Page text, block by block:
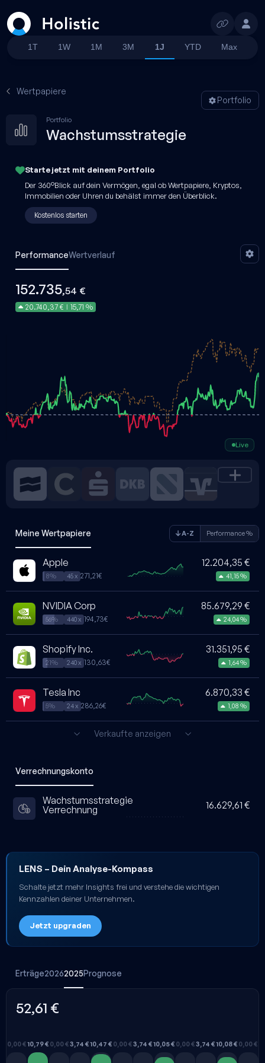
Suchen
1T 1W 1M 3M 1J YTD Max
Wertpapiere
Portfolio
Portfolio
Wachstumsstrategie
Starte jetzt mit deinem Portfolio
Der 360°Blick auf dein Vermögen, egal ob Wertpapiere, Kryptos,
Immobilien oder Uhren du behälst immer den Überblick.
Kostenlos starten
PerformanceWertverlauf
152.735,54 €
20.740,37 € 15,71 %
Live
Meine Wertpapiere A-Z Performance %
Apple 12.204,35 €
8% 45 x 271,21€ 41,15 %
NVIDIA Corp 85.679,29 €
56% 440 x 194,73€ 24,04 %
Shopify Inc. 31.351,95 €
21% 240 x 130,63€ 1,64 %
Tesla Inc 6.870,33 €
5% 24 x 286,26€ 1,08 %
Verkaufte anzeigen
Verrechnungskonto
Wachstumsstrategie
Verrechnung
16.629,61 €
LENS – Dein Analyse-Kompass
Schalte jetzt mehr Insights frei und verstehe die wichtigen
Kennzahlen deiner Unternehmen.
Jetzt upgraden
Erträge20262025Prognose
52,61 €
0,00 €10,79 € 0,00 €3,74 €10,47 € 0,00 €3,74 €10,05 € 0,00 €3,74 €10,08 € 0,00 €